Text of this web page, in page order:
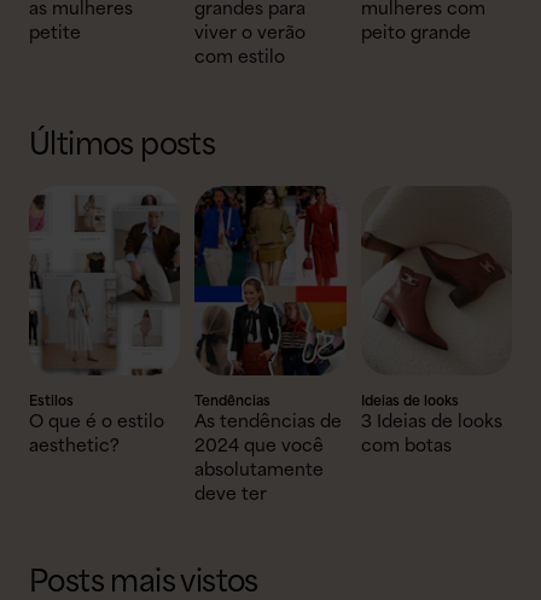
as mulheres
petite
grandes para
viver o verão
com estilo
mulheres com
peito grande
Últimos posts
Estilos
O que é o estilo
aesthetic?
Tendências
As tendências de
2024 que você
absolutamente
deve ter
Ideias de looks
3 Ideias de looks
com botas
Posts mais vistos